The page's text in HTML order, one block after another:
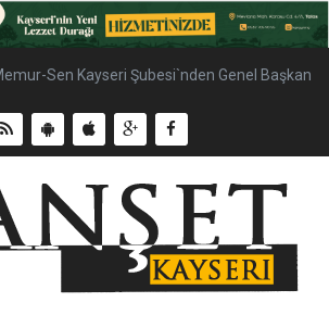
Sen Kayseri Şubesi`nden Genel Başkan